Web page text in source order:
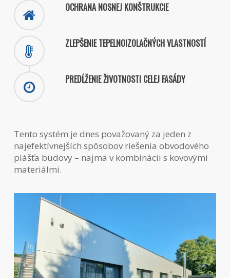
OCHRANA NOSNEJ KONŠTRUKCIE
ZLEPŠENIE TEPELNOIZOLAČNÝCH VLASTNOSTÍ
PREDĹŽENIE ŽIVOTNOSTI CELEJ FASÁDY
Tento systém je dnes považovaný za jeden z
najefektívnejších spôsobov riešenia obvodového
plášťa budovy – najmä v kombinácii s kovovými
materiálmi.